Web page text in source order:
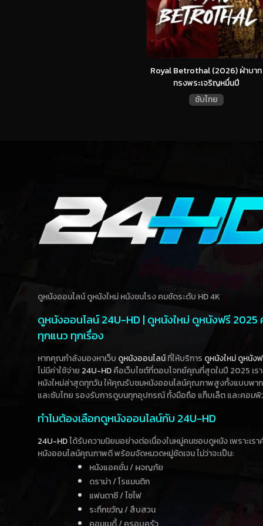
Royal Betrothal (2026) ฝ่าบาท
ทรงพระเจริญหมื่นปี
ซับไทย
ดูหนังออนไลน์ ดูหนังใหม่ หนังชนโรง คมชัดระดับ HD 4K
ดูหนังออนไลน์ 24U-HD | ดูหนังใหม่ ดูหนังฟรี 2025
ทุกแนว ทุกเรื่อง
หากคุณกำลังมองหาเว็บ ดูหนังออนไลน์ที่ให้บริการ ดูหนังใหม่ดูหนัง
ไม่มีค่าใช้จ่าย 24U-HDคือเว็บไซต์ที่ตอบโจทย์คุณที่สุดในปี 2025 เร
หนังใหม่ล่าสุดทุกวัน ให้คุณรับชมหนังออนไลน์คุณภาพสูงทั้งแบบพา
และซับไทย รองรับการดูบนทุกอุปกรณ์ ทั้งมือถือ แท็บเล็ต และคอมพิ
ทำไมต้องเลือกดูหนังออนไลน์กับ 24U-HD
24U-HDได้รับความนิยมอย่างต่อเนื่องในหมู่คนชอบดูหนัง เพราะเร
หนังออนไลน์คุณภาพดี พร้อมจัดหมวดหมู่ชัดเจน ไม่ว่าจะเป็น:
หนังแอคชั่น / ผจญภัย
ดราม่า / โรแมนติก
แฟนตาซี / ไซไฟ
ระทึกขวัญ / สืบสวน